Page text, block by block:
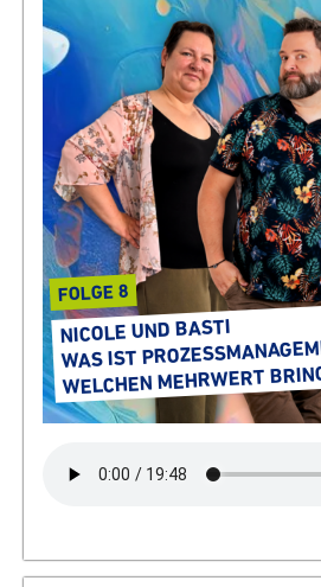
FOLGE 8
NICOLE UND BASTI
WAS IST
WELCHEN MEHRWERT